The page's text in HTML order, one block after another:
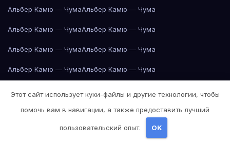
Альбер Камю — ЧумаАльбер Камю — Чума
Альбер Камю — ЧумаАльбер Камю — Чума
Альбер Камю — ЧумаАльбер Камю — Чума
Альбер Камю — ЧумаАльбер Камю — Чума
Альбер Камю — ЧумаАльбер Камю — Чума
Альбер Камю — ЧумаАльбер Камю — Чума
Этот сайт использует куки-файлы и другие технологии, чтобы
помочь вам в навигации, а также предоставить лучший
пользовательский опыт. OK